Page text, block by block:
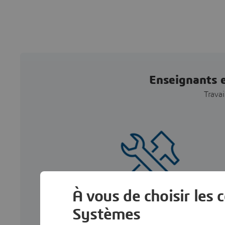
Enseignants
Tout ce dont vous
À vous de choisir les
Systèmes